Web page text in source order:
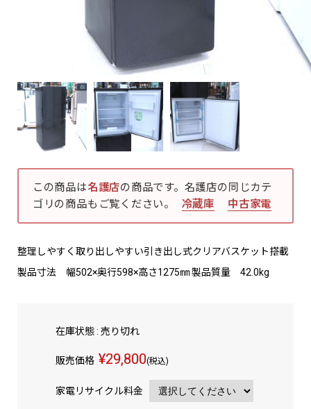
この商品は名護店の商品です。名護店の同じカテ
ゴリの商品もご覧ください。
冷蔵庫 中古家電
整理しやすく取り出しやすい引き出し式クリアバスケット搭載
製品寸法 幅502×奥行598×高さ1275㎜ 製品質量 42.0kg
在庫状態 : 売り切れ
販売価格 ¥29,800(税込)
家電リサイクル料金